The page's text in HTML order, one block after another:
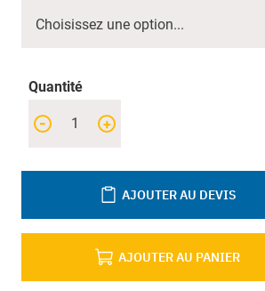
Quantité
+
-
AJOUTER AU PANIER
AJOUTER AU DEVIS